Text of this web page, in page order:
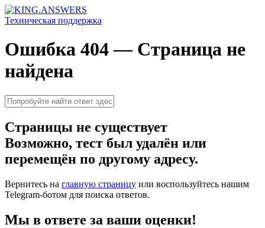
Техническая поддержка
Ошибка 404 — Страница не
найдена
Страницы не существует
Возможно, тест был удалён или
перемещён по другому адресу.
Вернитесь на главную страницу или воспользуйтесь нашим
Telegram-ботом для поиска ответов.
Мы в ответе за ваши оценки!